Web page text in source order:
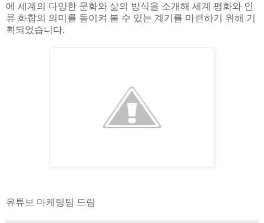
에 세계의 다양한 문화와 삶의 방식을 소개해 세계 평화와 인
류 화합의 의미를 돌이켜 볼 수 있는 계기를 마련하기 위해 기
획되었습니다.
유튜브 마케팅팀 드림